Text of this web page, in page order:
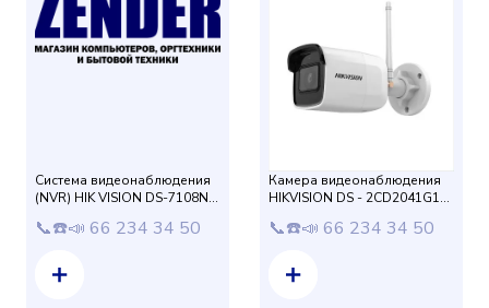
Система видеонаблюдения
(NVR) HIK VISION DS-7108NI-
📞☎️📣 66 234 34 50
Камера видеонаблюдения
HIKVISION DS - 2CD2041G1-
📞☎️📣 66 234 34 50